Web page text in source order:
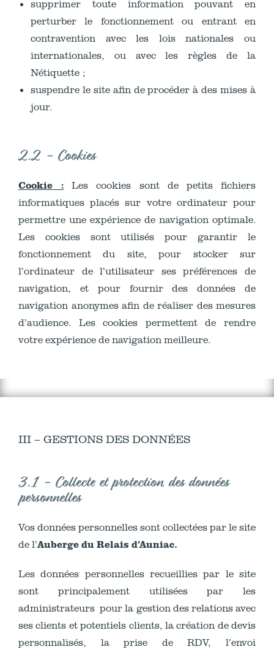
supprimer toute information pouvant en
perturber le fonctionnement ou entrant en
contravention avec les lois nationales ou
internationales, ou avec les règles de la
Nétiquette ;
suspendre le site afin de procéder à des mises à
jour.
2.2 - Cookies
Cookie : Les cookies sont de petits fichiers
informatiques placés sur votre ordinateur pour
permettre une expérience de navigation optimale.
Les cookies sont utilisés pour garantir le
fonctionnement du site, pour stocker sur
l’ordinateur de l’utilisateur ses préférences de
navigation, et pour fournir des données de
navigation anonymes afin de réaliser des mesures
d’audience. Les cookies permettent de rendre
votre expérience de navigation meilleure.
III – GESTIONS DES DONNÉES
3.1 - Collecte et protection des données
personnelles
Vos données personnelles sont collectées par le site
de l’Auberge du Relais d’Auniac.
Les données personnelles recueillies par le site
sont principalement utilisées par les
administrateurs pour la gestion des relations avec
ses clients et potentiels clients, la création de devis
personnalisés, la prise de RDV, l’envoi